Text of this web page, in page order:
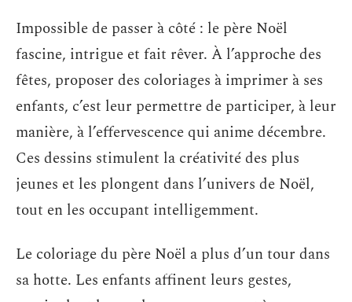
Impossible de passer à côté : le père Noël
fascine, intrigue et fait rêver. À l’approche des
fêtes, proposer des coloriages à imprimer à ses
enfants, c’est leur permettre de participer, à leur
manière, à l’effervescence qui anime décembre.
Ces dessins stimulent la créativité des plus
jeunes et les plongent dans l’univers de Noël,
tout en les occupant intelligemment.
Le coloriage du père Noël a plus d’un tour dans
sa hotte. Les enfants affinent leurs gestes,